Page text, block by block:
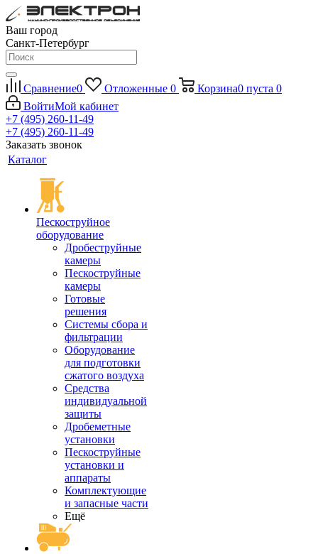
Ваш город
Санкт-Петербург
Сравнение0 Отложенные 0 Корзина0 пуста 0
ВойтиМой кабинет
+7 (495) 260-11-49
+7 (495) 260-11-49
Заказать звонок
Каталог
Пескоструйное
оборудование
Дробеструйные
камеры
Пескоструйные
камеры
Готовые
решения
Системы сбора и
фильтрации
Оборудование
для подготовки
сжатого воздуха
Средства
индивидуальной
защиты
Дробеметные
установки
Пескоструйные
установки и
аппараты
Комплектующие
и запасные части
Ещё